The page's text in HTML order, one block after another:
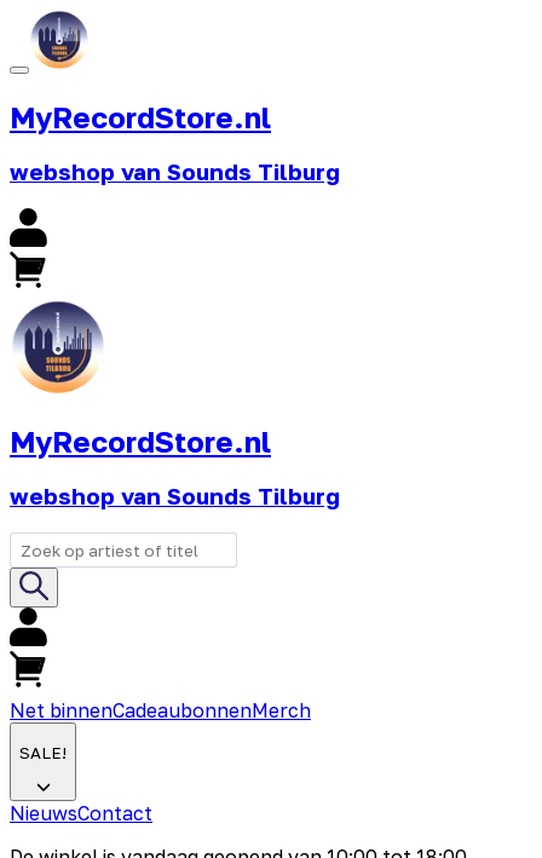
MyRecordStore.nl
webshop van Sounds Tilburg
MyRecordStore.nl
webshop van Sounds Tilburg
Net binnenCadeaubonnenMerch
SALE!
NieuwsContact